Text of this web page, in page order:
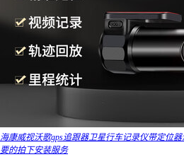
海康威视沃歌gps追跟器卫星行车记录仪带定位
要的拍下安装服务